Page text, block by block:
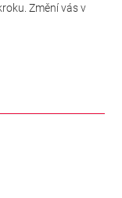
Změní vás v